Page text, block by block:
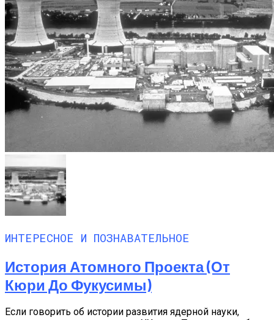
ИНТЕРЕСНОЕ И ПОЗНАВАТЕЛЬНОЕ
История Атомного Проекта (от
Кюри До Фукусимы)
Если говорить об истории развития ядерной науки,